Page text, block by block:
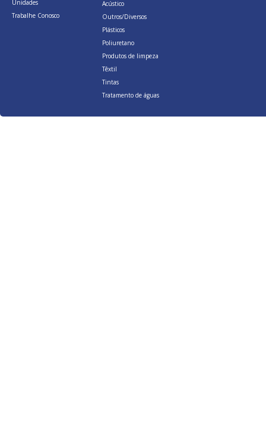
Unidades
Trabalhe Conosco
Acústico
Outros/Diversos
Plásticos
Poliuretano
Produtos de limpeza
Têxtil
Tintas
Tratamento de águas